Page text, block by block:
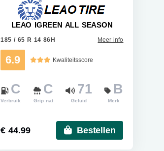
LEAO IGREEN ALL SEASON
185 / 65 R 14 86H Meer info
6.9 Kwaliteitsscore
C
Verbruik
C
Grip nat
71
Geluid
B
Merk
€ 44.99 Bestellen